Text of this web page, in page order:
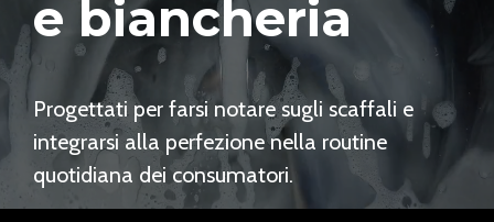
e biancheria
Progettati per farsi notare sugli scaffali e
integrarsi alla perfezione nella routine
quotidiana dei consumatori.